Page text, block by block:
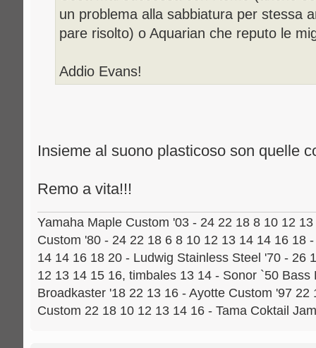
un problema alla sabbiatura per stessa
pare risolto) o Aquarian che reputo le
Addio Evans!
Insieme al suono plasticoso son quelle
Remo a vita!!!
Yamaha Maple Custom '03 - 24 22 18 8 10 12
Custom '80 - 24 22 18 6 8 10 12 13 14 14 16 18
14 14 16 18 20 - Ludwig Stainless Steel '70 - 26
12 13 14 15 16, timbales 13 14 - Sonor `50 Bass
Broadkaster '18 22 13 16 - Ayotte Custom '97 22
Custom 22 18 10 12 13 14 16 - Tama Coktail Jam